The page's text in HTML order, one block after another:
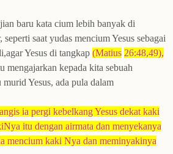
baru kata cium lebih banyak di
saat yudas mencium Yesus sebagai
Yesus di tangkap (Matius 26:48,49),
mengajarkan kepada kita sebuah
murid Yesus, ada pula dalam
ia pergi kebelkang Yesus dekat kaki
itu dengan airmata dan menyekanya
mencium kaki Nya dan meminyakinya